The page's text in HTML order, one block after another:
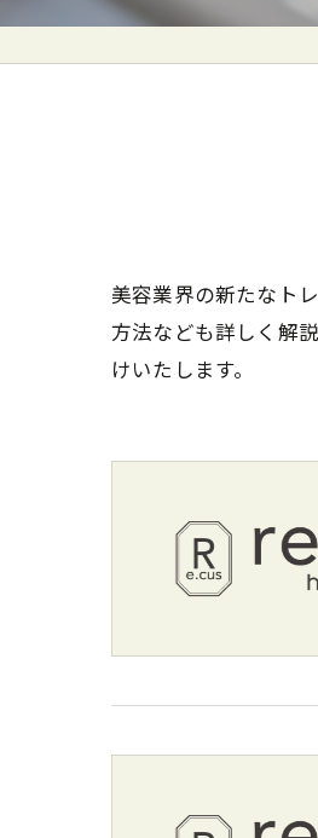
美容業界の新たなト
方法なども詳しく解
けいたします。